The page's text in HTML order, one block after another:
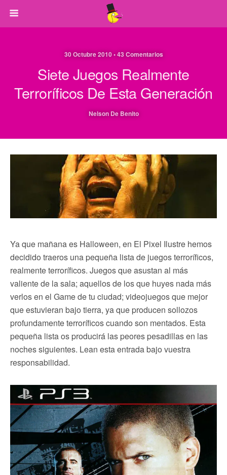
30 Octubre 2010 • 43 Comentarios
Siete Juegos Realmente
Terroríficos De Esta Generación
Nelson De Benito
Ya que mañana es Halloween, en El Pixel Ilustre hemos
decidido traeros una pequeña lista de juegos terroríficos,
realmente terroríficos. Juegos que asustan al más
valiente de la sala; aquellos de los que huyes nada más
verlos en el Game de tu ciudad; videojuegos que mejor
que estuvieran bajo tierra, ya que producen sollozos
profundamente terroríficos cuando son mentados. Esta
pequeña lista os producirá las peores pesadillas en las
noches siguientes. Lean esta entrada bajo vuestra
responsabilidad.